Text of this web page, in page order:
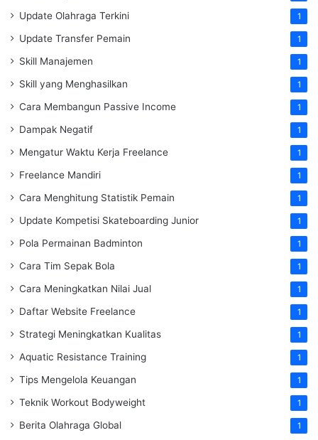
Update Olahraga Terkini 1
Update Transfer Pemain 1
Skill Manajemen 1
Skill yang Menghasilkan 1
Cara Membangun Passive Income 1
Dampak Negatif 1
Mengatur Waktu Kerja Freelance 1
Freelance Mandiri 1
Cara Menghitung Statistik Pemain 1
Update Kompetisi Skateboarding Junior 1
Pola Permainan Badminton 1
Cara Tim Sepak Bola 1
Cara Meningkatkan Nilai Jual 1
Daftar Website Freelance 1
Strategi Meningkatkan Kualitas 1
Aquatic Resistance Training 1
Tips Mengelola Keuangan 1
Teknik Workout Bodyweight 1
Berita Olahraga Global 1